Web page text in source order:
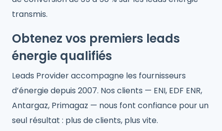
transmis.
Obtenez vos premiers leads
énergie qualifiés
Leads Provider accompagne les fournisseurs
d’énergie depuis 2007. Nos clients — ENI, EDF ENR,
Antargaz, Primagaz — nous font confiance pour un
seul résultat : plus de clients, plus vite.